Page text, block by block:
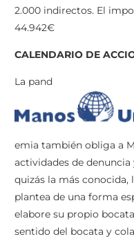
2.000 indirectos. El
44.942€
CALENDARIO DE
La pand
emia también obliga a
actividades de denuncia
quizás la más conocida,
plantea de una forma
elabore su propio
sentido del bocata y